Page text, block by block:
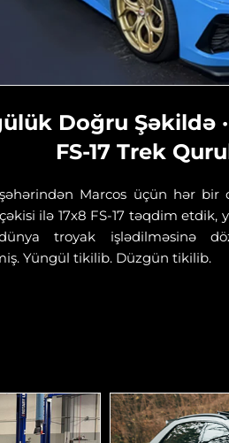
Doğru Şəkildə
FS-17 Trek
Marcos üçün hər
ilə 17x8 FS-17 təqdim etdik,
troyak işlədilməsinə
Yüngül tikilib. Düzgün tikilib.